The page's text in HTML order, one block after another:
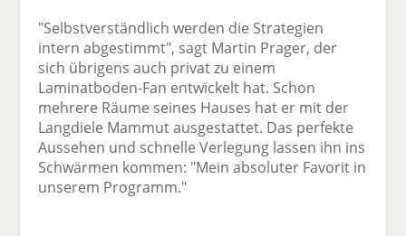
"Selbstverständlich werden die Strategien
intern abgestimmt", sagt Martin Prager, der
sich übrigens auch privat zu einem
Laminatboden-Fan entwickelt hat. Schon
mehrere Räume seines Hauses hat er mit der
Langdiele Mammut ausgestattet. Das perfekte
Aussehen und schnelle Verlegung lassen ihn ins
Schwärmen kommen: "Mein absoluter Favorit in
unserem Programm."